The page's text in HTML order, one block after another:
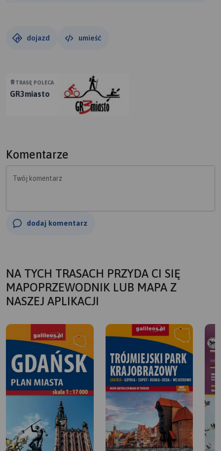
dojazd umieść
TRASĘ POLECA
GR3miasto
Komentarze
Twój komentarz
dodaj komentarz
NA TYCH TRASACH PRZYDA CI SIĘ
MAPOPRZEWODNIK LUB MAPA Z
NASZEJ APLIKACJI